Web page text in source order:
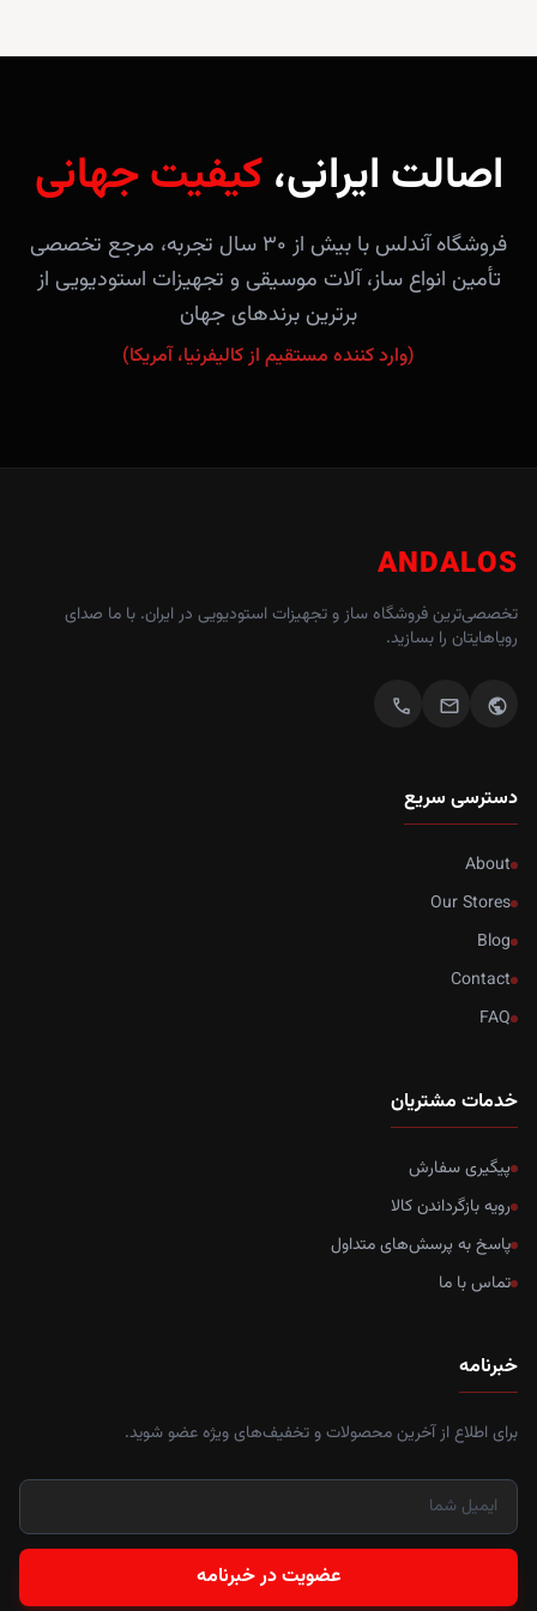
اصالت ایرانی،کیفیت جهانی
فروشگاه آندلس با بیش از ۳۰ سال تجربه، مرجع تخصصی
تأمین انواع ساز، آلات موسیقی و تجهیزات استودیویی از
برترین برندهای جهان
(وارد کننده مستقیم از کالیفرنیا، آمریکا)
ANDALOS
تخصصی‌ترین فروشگاه ساز و تجهیزات استودیویی در ایران. با ما صدای
رویاهایتان را بسازید.
public
mail
call
دسترسی سریع
About
Our Stores
Blog
Contact
FAQ
خدمات مشتریان
پیگیری سفارش
رویه بازگرداندن کالا
پاسخ به پرسش‌های متداول
تماس با ما
خبرنامه
برای اطلاع از آخرین محصولات و تخفیف‌های ویژه عضو شوید.
عضویت در خبرنامه